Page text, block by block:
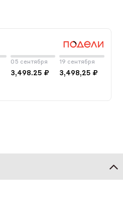
05 сентября
3,498.25 ₽
19 сентября
3,498,25 ₽